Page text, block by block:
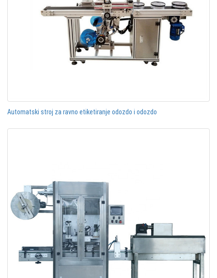
Automatski stroj za ravno etiketiranje odozdo i odozdo